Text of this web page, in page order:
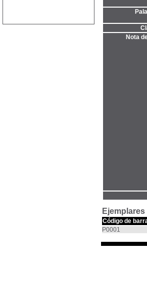
Nota
Ejemplares
Código de
P0001